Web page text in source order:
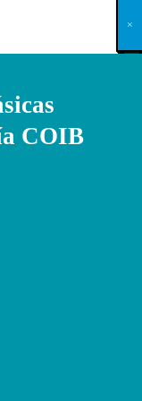
COIB
X
×
×
×
×
×
×
×
×
×
×
×
×
×
×
×
×
×
×
×
×
×
×
×
×
×
×
×
×
×
×
×
×
×
×
×
×
×
×
×
×
×
×
×
×
×
×
×
×
×
×
×
×
×
×
×
×
×
×
×
×
×
×
×
×
×
×
×
×
×
×
×
×
×
×
×
×
×
×
×
×
×
×
×
×
×
×
×
×
×
×
×
×
×
×
×
×
×
×
×
×
×
×
×
×
×
×
×
×
×
×
×
×
×
×
×
×
×
×
×
×
×
×
×
×
×
×
×
×
×
×
×
×
×
×
×
×
×
×
×
×
×
×
×
×
×
×
×
×
×
×
×
×
×
×
×
×
×
×
×
×
×
×
×
×
×
×
×
×
×
×
×
×
×
×
×
×
×
×
×
×
×
×
×
×
×
×
×
×
×
×
×
×
×
×
×
×
×
×
×
×
×
×
×
×
×
×
×
×
×
×
×
×
×
×
×
×